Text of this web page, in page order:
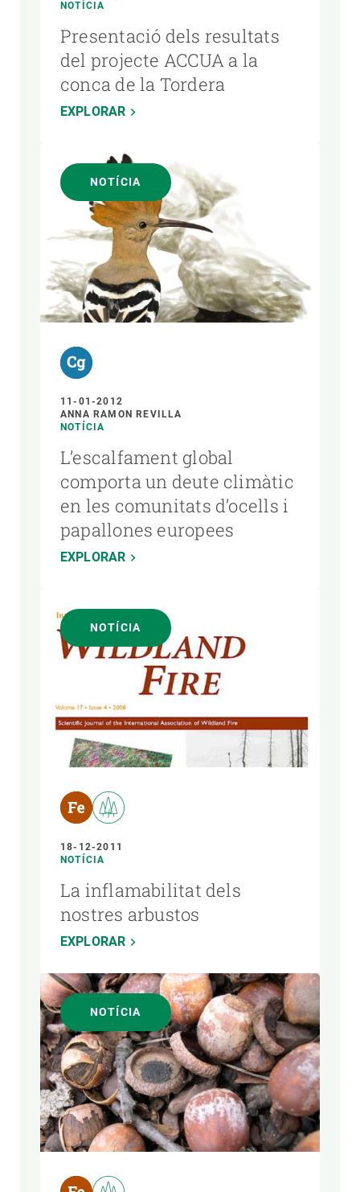
NOTÍCIA
Presentació dels resultats
del projecte ACCUA a la
conca de la Tordera
EXPLORAR
NOTÍCIA
11-01-2012
ANNA RAMON REVILLA
NOTÍCIA
L’escalfament global
comporta un deute climàtic
en les comunitats d’ocells i
papallones europees
EXPLORAR
NOTÍCIA
18-12-2011
NOTÍCIA
La inflamabilitat dels
nostres arbustos
EXPLORAR
NOTÍCIA